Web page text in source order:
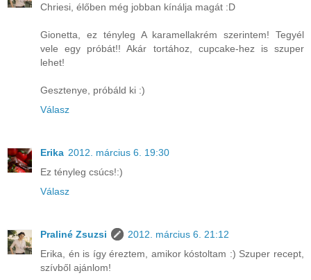
Chriesi, élőben még jobban kínálja magát :D
Gionetta, ez tényleg A karamellakrém szerintem! Tegyél
vele egy próbát!! Akár tortához, cupcake-hez is szuper
lehet!
Gesztenye, próbáld ki :)
Válasz
Erika 2012. március 6. 19:30
Ez tényleg csúcs!:)
Válasz
Praliné Zsuzsi
2012. március 6. 21:12
Erika, én is így éreztem, amikor kóstoltam :) Szuper recept,
szívből ajánlom!